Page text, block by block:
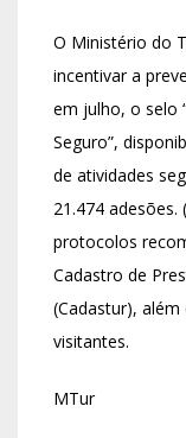
O Ministério do
incentivar a
em julho, o selo
Seguro”,
de atividades
21.474 adesões.
protocolos
Cadastro de
(Cadastur),
visitantes.
MTur